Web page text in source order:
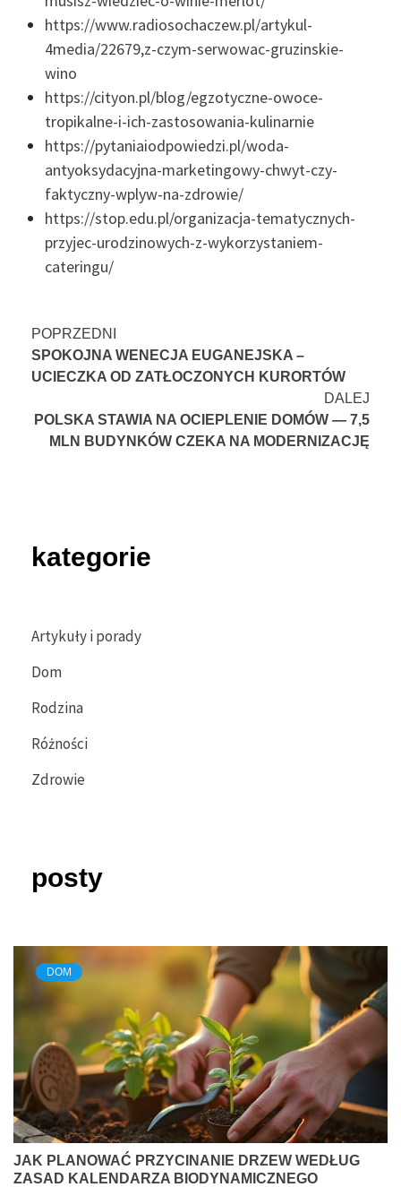
https://www.radiosochaczew.pl/artykul-
4media/22679,z-czym-serwowac-gruzinskie-
wino
https://cityon.pl/blog/egzotyczne-owoce-
tropikalne-i-ich-zastosowania-kulinarnie
https://pytaniaiodpowiedzi.pl/woda-
antyoksydacyjna-marketingowy-chwyt-czy-
faktyczny-wplyw-na-zdrowie/
https://stop.edu.pl/organizacja-tematycznych-
przyjec-urodzinowych-z-wykorzystaniem-
cateringu/
Nawigacja
wpisu
POPRZEDNI
SPOKOJNA WENECJA EUGANEJSKA –
UCIECZKA OD ZATŁOCZONYCH KURORTÓW
DALEJ
POLSKA STAWIA NA OCIEPLENIE DOMÓW — 7,5
MLN BUDYNKÓW CZEKA NA MODERNIZACJĘ
kategorie
Artykuły i porady
Dom
Rodzina
Różności
Zdrowie
posty
DOM
JAK PLANOWAĆ PRZYCINANIE DRZEW WEDŁUG
ZASAD KALENDARZA BIODYNAMICZNEGO